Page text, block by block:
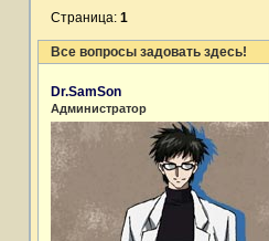
Все вопросы задовать здесь!
Страница: 1
Dr.SamSon
Администратор